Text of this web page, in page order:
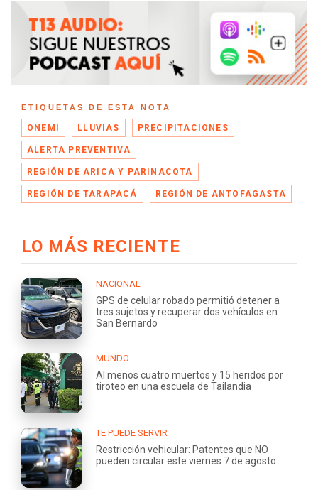
ETIQUETAS DE ESTA NOTA
ONEMI LLUVIAS PRECIPITACIONES
ALERTA PREVENTIVA
REGIÓN DE ARICA Y PARINACOTA
REGIÓN DE TARAPACÁ REGIÓN DE ANTOFAGASTA
LO MÁS RECIENTE
NACIONAL
GPS de celular robado permitió detener a
tres sujetos y recuperar dos vehículos en
San Bernardo
MUNDO
Al menos cuatro muertos y 15 heridos por
tiroteo en una escuela de Tailandia
TE PUEDE SERVIR
Restricción vehicular: Patentes que NO
pueden circular este viernes 7 de agosto